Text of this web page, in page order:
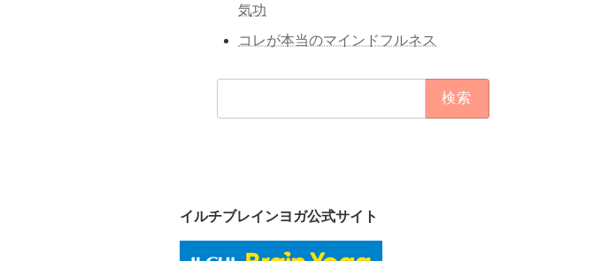
気功
コレが本当のマインドフルネス
イルチブレインヨガ公式サイト